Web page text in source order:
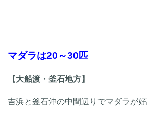
マダラは20～30匹
【大船渡・釜石地方】
吉浜と釜石沖の中間辺りでマダラが好